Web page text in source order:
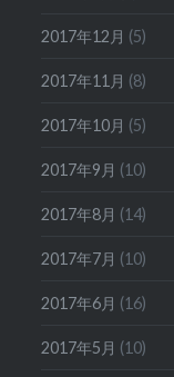
2017年12月 (5)
2017年11月 (8)
2017年10月 (5)
2017年9月 (10)
2017年8月 (14)
2017年7月 (10)
2017年6月 (16)
2017年5月 (10)